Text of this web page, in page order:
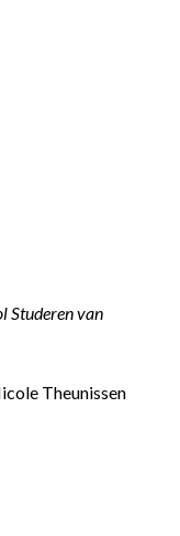
Studeren van
Theunissen